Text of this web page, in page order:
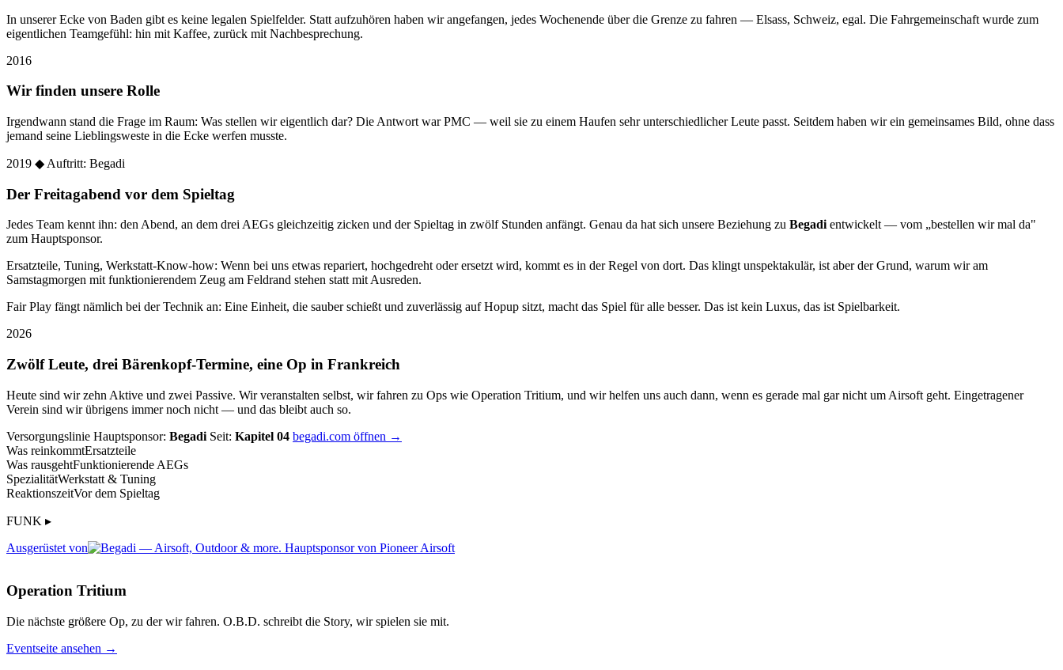
In unserer Ecke von Baden gibt es keine legalen Spielfelder. Statt aufzuhören haben wir angefangen, jedes Wochenende über die Grenze zu fahren — Elsass, Schweiz, egal. Die Fahrgemeinschaft wurde zum
eigentlichen Teamgefühl: hin mit Kaffee, zurück mit Nachbesprechung.
2016
Wir finden unsere Rolle
Irgendwann stand die Frage im Raum: Was stellen wir eigentlich dar? Die Antwort war PMC — weil sie zu einem Haufen sehr unterschiedlicher Leute passt. Seitdem haben wir ein gemeinsames Bild, ohne dass
jemand seine Lieblingsweste in die Ecke werfen musste.
2019 ◆ Auftritt: Begadi
Der Freitagabend vor dem Spieltag
Jedes Team kennt ihn: den Abend, an dem drei AEGs gleichzeitig zicken und der Spieltag in zwölf Stunden anfängt. Genau da hat sich unsere Beziehung zu Begadientwickelt — vom „bestellen wir mal da"
zum Hauptsponsor.
Ersatzteile, Tuning, Werkstatt-Know-how: Wenn bei uns etwas repariert, hochgedreht oder ersetzt wird, kommt es in der Regel von dort. Das klingt unspektakulär, ist aber der Grund, warum wir am
Samstagmorgen mit funktionierendem Zeug am Feldrand stehen statt mit Ausreden.
Fair Play fängt nämlich bei der Technik an: Eine Einheit, die sauber schießt und zuverlässig auf Hopup sitzt, macht das Spiel für alle besser. Das ist kein Luxus, das ist Spielbarkeit.
2026
Zwölf Leute, drei Bärenkopf-Termine, eine Op in Frankreich
Heute sind wir zehn Aktive und zwei Passive. Wir veranstalten selbst, wir fahren zu Ops wie Operation Tritium, und wir helfen uns auch dann, wenn es gerade mal gar nicht um Airsoft geht. Eingetragener
Verein sind wir übrigens immer noch nicht — und das bleibt auch so.
Versorgungslinie Hauptsponsor: Begadi Seit: Kapitel 04 begadi.com öffnen →
Was reinkommtErsatzteile
Was rausgehtFunktionierende AEGs
SpezialitätWerkstatt & Tuning
ReaktionszeitVor dem Spieltag
FUNK ▸
Ausgerüstet von
Operation Tritium
Die nächste größere Op, zu der wir fahren. O.B.D. schreibt die Story, wir spielen sie mit.
Eventseite ansehen →